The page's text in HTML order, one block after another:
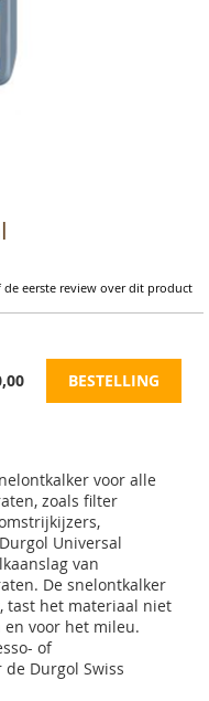
de eerste review over dit product
BESTELLING
voor alle
zoals filter
Universal
van
De snelontkalker
tast het materiaal niet
voor het mileu.
of
Durgol Swiss